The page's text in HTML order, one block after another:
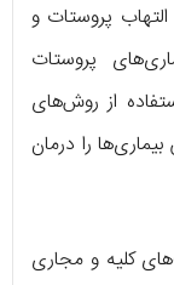
پروستات و
پروستات
از روش‌های
را درمان
کلیه و مجاری